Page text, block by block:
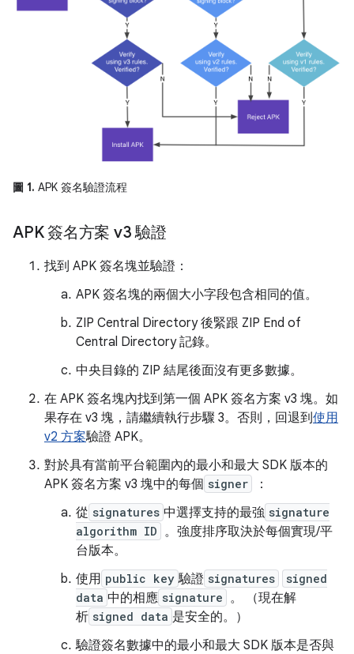
圖 1. APK 簽名驗證流程
APK 簽名方案 v3 驗證
找到 APK 簽名塊並驗證：
APK 簽名塊的兩個大小字段包含相同的值。
ZIP Central Directory 後緊跟 ZIP End of
Central Directory 記錄。
中央目錄的 ZIP 結尾後面沒有更多數據。
在 APK 簽名塊內找到第一個 APK 簽名方案 v3 塊。如
果存在 v3 塊，請繼續執行步驟 3。否則，回退到使用
v2 方案驗證 APK。
對於具有當前平台範圍內的最小和最大 SDK 版本的
APK 簽名方案 v3 塊中的每個 signer
：
從 signatures 中選擇支持的最強 signature
algorithm ID 。強度排序取決於每個實現/平
台版本。
使用 public key 驗證 signatures
signed
data 中的相應 signature 。 （現在解
析 signed data 是安全的。）
驗證簽名數據中的最小和最大 SDK 版本是否與